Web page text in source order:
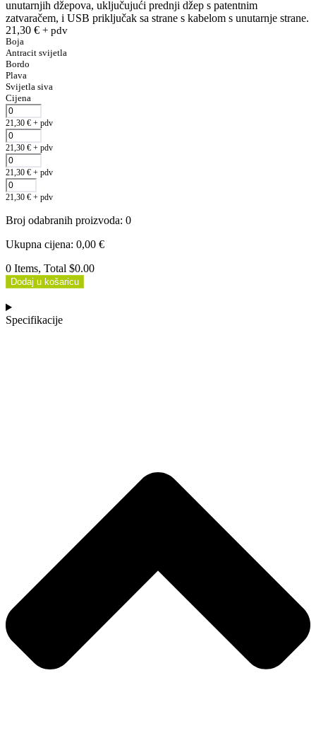
unutarnjih džepova, uključujući prednji džep s patentnim
zatvaračem, i USB priključak sa strane s kabelom s unutarnje strane.
21,30 € + pdv
Boja
Antracit svijetla
Bordo
Plava
Svijetla siva
Cijena
21,30 € + pdv
21,30 € + pdv
21,30 € + pdv
21,30 € + pdv
Broj odabranih proizvoda: 0
Ukupna cijena: 0,00 €
0 Items, Total $0.00
Dodaj u košaricu
Specifikacije